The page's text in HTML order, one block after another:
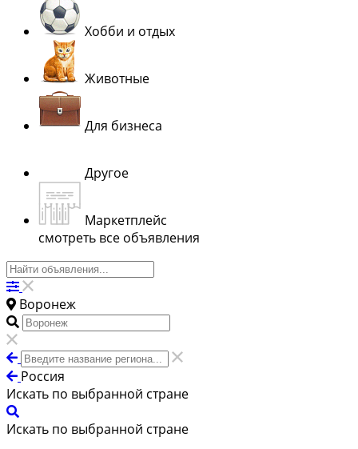
Хобби и отдых
Животные
Для бизнеса
Другое
Маркетплейс
смотреть все объявления
Воронеж
Россия
Искать по выбранной стране
Искать по выбранной стране